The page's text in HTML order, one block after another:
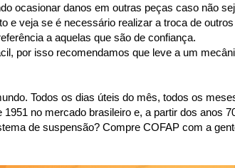
ocasionar danos em outras peças caso não
e veja se é necessário realizar a troca de
a aquelas que são de confiança.
por isso recomendamos que leve a um
Todos os dias úteis do mês, todos os
no mercado brasileiro e, a partir dos anos
de suspensão? Compre COFAP com a